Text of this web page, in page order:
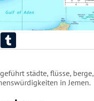
Tumblr
städte, flüsse, berge,
in Jemen.